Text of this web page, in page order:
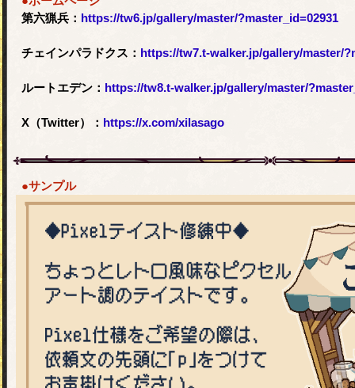
第六猟兵： https://tw6.jp/gallery/master/?master_id=02931
チェインパラドクス： https://tw7.t-walker.jp/gallery/master/
ルートエデン： https://tw8.t-walker.jp/gallery/master/
X（Twitter）： https://x.com/xilasago
●サンプル